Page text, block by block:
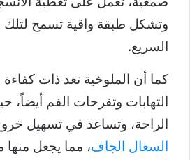
وتشكل طبقة واقية تسمح لتلك
السريع.
كما أن الملوخية تعد ذات
التهابات وتقرحات الفم أيضاً،
الراحة، وتساعد في تسهيل
السعال الجاف، مما يجعل منها